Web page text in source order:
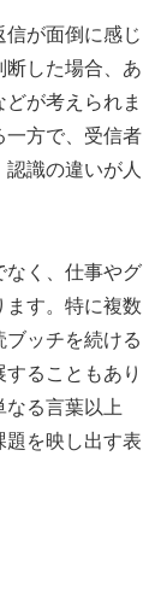
が面倒に感じ
断した場合、あ
が考えられま
一方で、受信者
識の違いが人
なく、仕事やグ
ます。特に複数
ブッチを続ける
ることもあり
なる言葉以上
題を映し出す表